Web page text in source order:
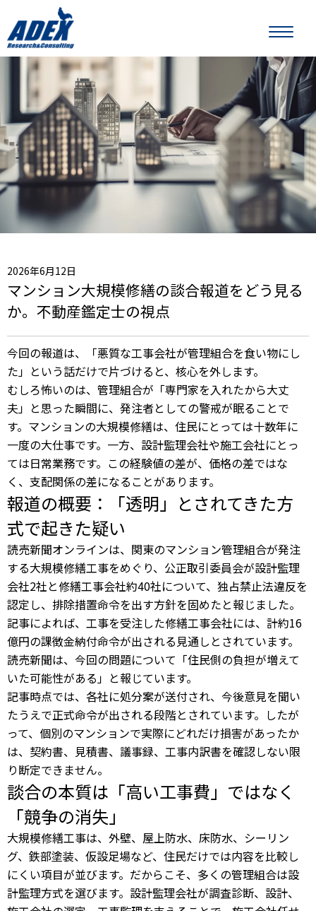
2026年6月12日
マンション大規模修繕の談合報道をどう見る
か。不動産鑑定士の視点
今回の報道は、「悪質な工事会社が管理組合を食い物にし
た」という話だけで片づけると、核心を外します。
むしろ怖いのは、管理組合が「専門家を入れたから大丈
夫」と思った瞬間に、発注者としての警戒が眠ることで
す。マンションの大規模修繕は、住民にとっては十数年に
一度の大仕事です。一方、設計監理会社や施工会社にとっ
ては日常業務です。この経験値の差が、価格の差ではな
く、支配関係の差になることがあります。
報道の概要：「透明」とされてきた方
式で起きた疑い
読売新聞オンラインは、関東のマンション管理組合が発注
する大規模修繕工事をめぐり、公正取引委員会が設計監理
会社2社と修繕工事会社約40社について、独占禁止法違反を
認定し、排除措置命令を出す方針を固めたと報じました。
記事によれば、工事を受注した修繕工事会社には、計約16
億円の課徴金納付命令が出される見通しとされています。
読売新聞は、今回の問題について「住民側の負担が増えて
いた可能性がある」と報じています。
記事時点では、各社に処分案が送付され、今後意見を聞い
たうえで正式命令が出される段階とされています。したが
って、個別のマンションで実際にどれだけ損害があったか
は、契約書、見積書、議事録、工事内訳書を確認しない限
り断定できません。
談合の本質は「高い工事費」ではなく
「競争の消失」
大規模修繕工事は、外壁、屋上防水、床防水、シーリン
グ、鉄部塗装、仮設足場など、住民だけでは内容を比較し
にくい項目が並びます。だからこそ、多くの管理組合は設
計監理方式を選びます。設計監理会社が調査診断、設計、